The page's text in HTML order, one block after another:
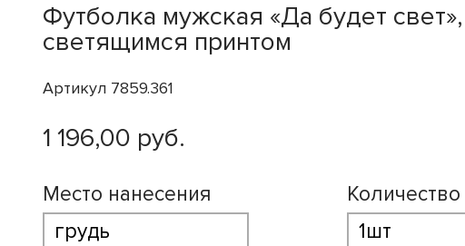
Футболка мужская «Да будет
светящимся принтом
Артикул 7859.361
1 196,00 руб.
Место нанесения Количество